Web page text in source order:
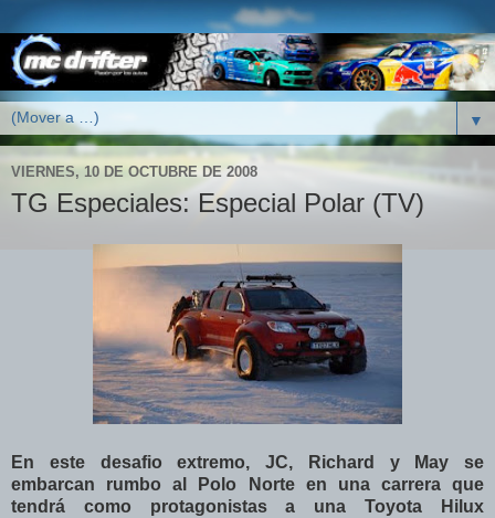
▼
VIERNES, 10 DE OCTUBRE DE 2008
TG Especiales: Especial Polar (TV)
En este desafio extremo, JC, Richard y May se
embarcan rumbo al Polo Norte en una carrera que
tendrá como protagonistas a una Toyota Hilux